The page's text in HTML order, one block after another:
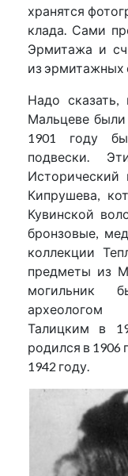
хранятся
клада. Сами
Эрмитажа и
из эрмитажных
Надо сказать,
Мальцеве
1901 году
подвески.
Кипрушева,
Кувинской
бронзовые,
коллекции
предметы из
могильник
Талицким в
родился в 1906
1942 году.